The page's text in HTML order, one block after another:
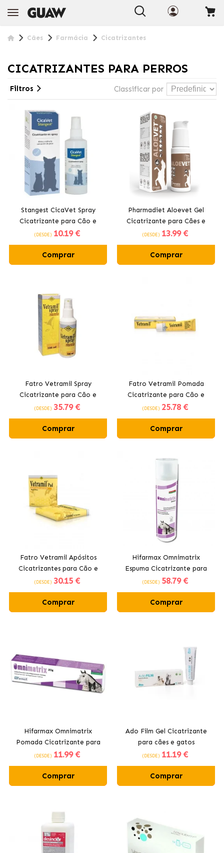
Cães Farmácia Cicatrizantes
CICATRIZANTES PARA PERROS
Classificar por
Filtros
Stangest CicaVet Spray
Cicatrizante para Cão e
Gato
(DESDE) 10.19 €
Comprar
Pharmadiet Aloevet Gel
Cicatrizante para Cães e
Gatos
(DESDE) 13.99 €
Comprar
Fatro Vetramil Spray
Cicatrizante para Cão e
Gato
(DESDE) 35.79 €
Comprar
Fatro Vetramil Pomada
Cicatrizante para Cão e
Gato
(DESDE) 25.78 €
Comprar
Fatro Vetramil Apósitos
Cicatrizantes para Cão e
Gato
(DESDE) 30.15 €
Comprar
Hifarmax Omnimatrix
Espuma Cicatrizante para
Cães e Gatos
(DESDE) 58.79 €
Comprar
Hifarmax Omnimatrix
Pomada Cicatrizante para
Cães e Gatos
(DESDE) 11.99 €
Comprar
Ado Film Gel Cicatrizante
para cães e gatos
(DESDE) 11.19 €
Comprar